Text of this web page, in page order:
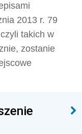
2013 r. 79
takich w
zostanie